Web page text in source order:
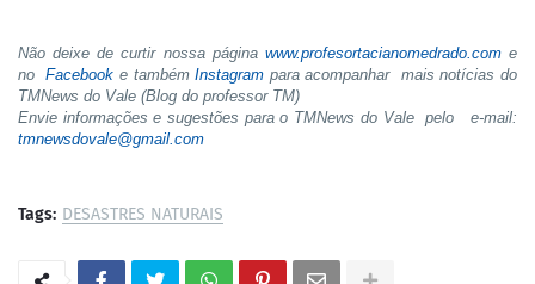
Não deixe de curtir nossa página www.profesortacianomedrado.come
noFacebook e tambémInstagram para acompanhar mais notícias do
TMNews do Vale (Blog do professor TM)
Envie informações e sugestões para o TMNews do Vale pelo e-mail:
tmnewsdovale@gmail.com
Tags: DESASTRES NATURAIS